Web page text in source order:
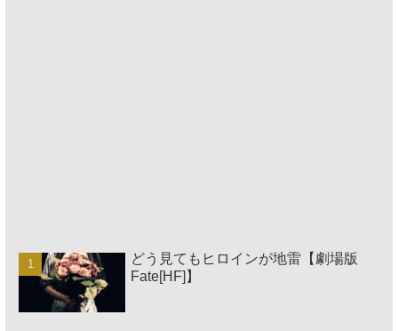
どう見てもヒロインが地雷【劇場版
Fate[HF]】